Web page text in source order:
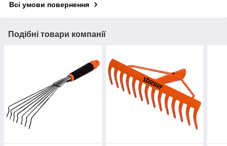
Всі умови повернення
Подібні товари компанії